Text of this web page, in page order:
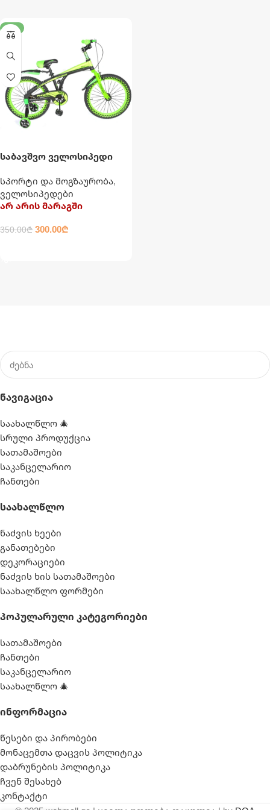
-14%
საბავშვო ველოსიპედი
სპორტი და მოგზაურობა,
ველოსიპედები
არ არის მარაგში
350.00₾ 300.00₾
Ნავიგაცია
საახალწლო 🎄
სრული პროდუქცია
სათამაშოები
საკანცელარიო
ჩანთები
Საახალწლო
ნაძვის ხეები
განათებები
დეკორაციები
ნაძვის ხის სათამაშოები
საახალწლო ფორმები
Პოპულარული Კატეგორიები
სათამაშოები
ჩანთები
საკანცელარიო
საახალწლო 🎄
Ინფორმაცია
წესები და პირობები
მონაცემთა დაცვის პოლიტიკა
დაბრუნების პოლიტიკა
ჩვენ შესახებ
კონტაქტი